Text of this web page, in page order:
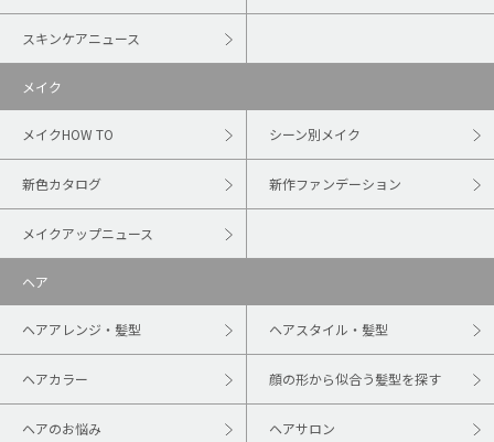
スキンケアニュース
メイク
メイクHOW TO シーン別メイク
新色カタログ 新作ファンデーション
メイクアップニュース
ヘア
ヘアアレンジ・髪型 ヘアスタイル・髪型
ヘアカラー 顔の形から似合う髪型を探す
ヘアのお悩み ヘアサロン